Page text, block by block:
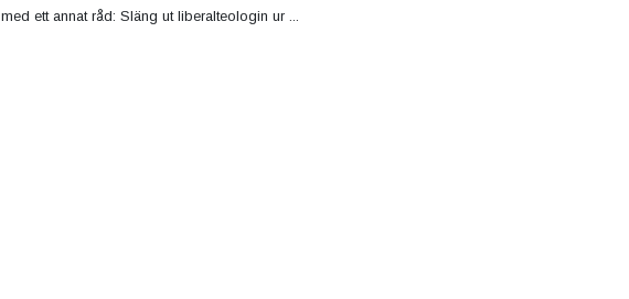
med ett annat råd: Släng ut liberalteologin ur ...